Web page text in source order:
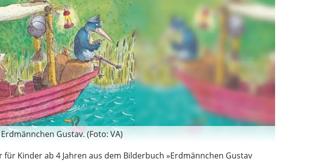
Gustav. (Foto: VA)
Kinder ab 4 Jahren aus dem Bilderbuch »Erdmännchen Gustav 